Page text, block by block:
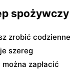
spożywczy
zrobić codzienne
szereg
zapłacić